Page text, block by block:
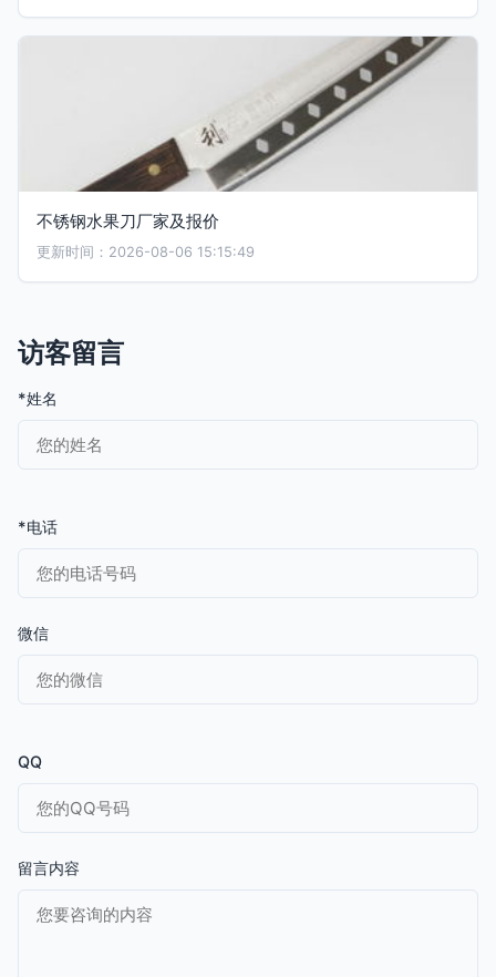
不锈钢水果刀厂家及报价
更新时间：2026-08-06 15:15:49
访客留言
*姓名
*电话
微信
QQ
留言内容